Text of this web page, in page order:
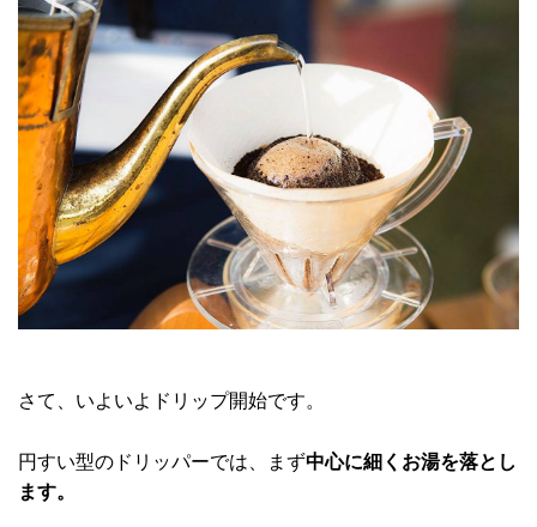
さて、いよいよドリップ開始です。
円すい型のドリッパーでは、まず中心に細くお湯を落とし
ます。